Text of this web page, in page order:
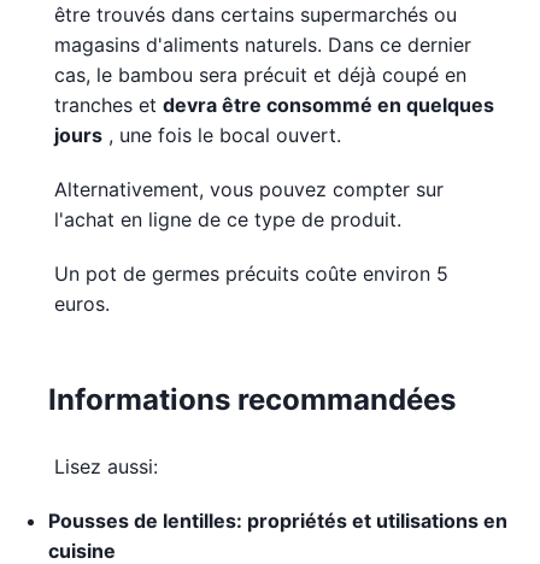
être trouvés dans certains supermarchés ou
magasins d'aliments naturels. Dans ce dernier
cas, le bambou sera précuit et déjà coupé en
tranches et devra être consommé en quelques
jours , une fois le bocal ouvert.
Alternativement, vous pouvez compter sur
l'achat en ligne de ce type de produit.
Un pot de germes précuits coûte environ 5
euros.
Informations recommandées
Lisez aussi:
Pousses de lentilles: propriétés et utilisations en
cuisine